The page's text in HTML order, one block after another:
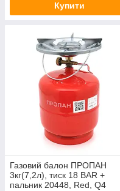
Купити
Газовий балон ПРОПАН
3кг(7,2л), тиск 18 BAR +
пальник 20448, Red, Q4